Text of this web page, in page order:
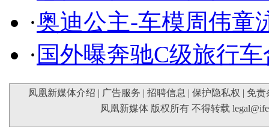
·奥迪公主-车模周伟童
· 国外曝奔驰C级旅行
凤凰新媒体介绍 | 广告服务 | 招聘信息 | 保护隐私权 | 免责
凤凰新媒体 版权所有 不得转载